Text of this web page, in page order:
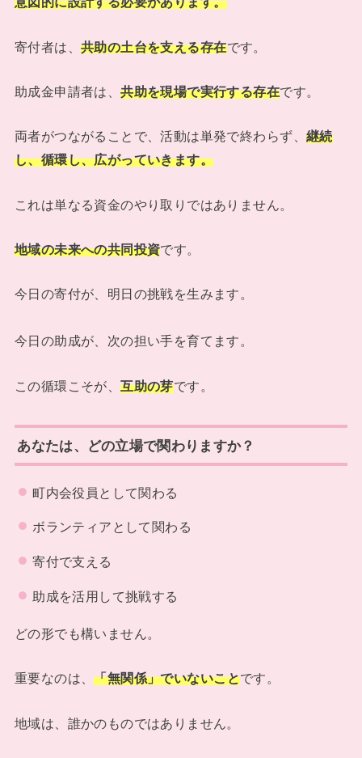
寄付者は、 共助の土台を支える存在です。
助成金申請者は、共助を現場で実行する存在です。
両者がつながることで、活動は単発で終わらず、 継続
し、循環し、広がっていきます。
これは単なる資金のやり取りではありません。
地域の未来への共同投資です。
今日の寄付が、明日の挑戦を生みます。
今日の助成が、次の担い手を育てます。
この循環こそが、互助の芽です。
あなたは、どの立場で関わりますか？
町内会役員として関わる
ボランティアとして関わる
寄付で支える
助成を活用して挑戦する
どの形でも構いません。
重要なのは、「無関係」でいないことです。
地域は、誰かのものではありません。